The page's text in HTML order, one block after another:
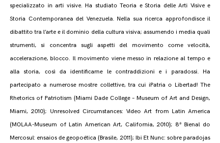
specializzato in arti visive. Ha studiato Teoria e Storia delle Arti Visive e
Storia Contemporanea del Venezuela. Nella sua ricerca approfondisce il
dibattito tra l’arte e il dominio della cultura visiva; assumendo i media quali
strumenti, si concentra sugli aspetti del movimento come velocità,
accelerazione, blocco. Il movimento viene messo in relazione al tempo e
alla storia, così da identificarne le contraddizioni e i paradossi. Ha
partecipato a numerose mostre collettive, tra cui ¡Patria o Libertad! The
Rhetorics of Patriotism (Miami Dade College – Museum of Art and Design,
Miami, 2010); Unresolved Circumstances: Video Art from Latin America
(MOLAA-Museum of Latin American Art, California, 2010); 8ª Bienal do
Mercosul: ensaios de geopoética (Brasile, 2011); Ibi Et Nunc: sobre paradojas